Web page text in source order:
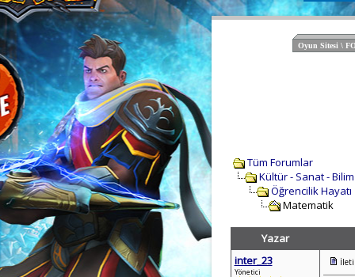
Oyun Sitesi \
Tüm Forumlar
Kültür - Sanat -
Öğrencilik Hayatı
Matematik
Yazar
inter_23
Yönetici